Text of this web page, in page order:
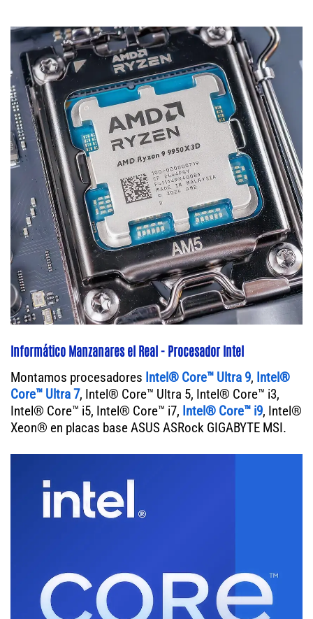
Informático Manzanares el Real - Procesador Intel
Montamos procesadores Intel® Core™ Ultra 9, Intel®
Core™ Ultra 7, Intel® Core™ Ultra 5, Intel® Core™ i3,
Intel® Core™ i5, Intel® Core™ i7, Intel® Core™ i9, Intel®
Xeon® en placas base ASUS ASRock GIGABYTE MSI.